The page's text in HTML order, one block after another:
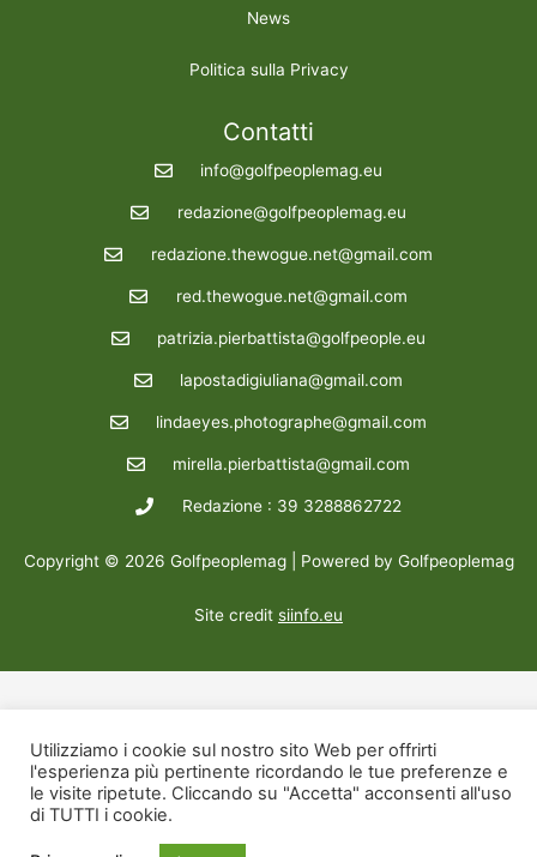
News
Politica sulla Privacy
Contatti
info@golfpeoplemag.eu
redazione@golfpeoplemag.eu
redazione.thewogue.net@gmail.com
red.thewogue.net@gmail.com
patrizia.pierbattista@golfpeople.eu
lapostadigiuliana@gmail.com
lindaeyes.photographe@gmail.com
mirella.pierbattista@gmail.com
Redazione : 39 3288862722
Copyright © 2026 Golfpeoplemag | Powered by Golfpeoplemag
Site credit siinfo.eu
Utilizziamo i cookie sul nostro sito Web per offrirti
l'esperienza più pertinente ricordando le tue preferenze e
le visite ripetute. Cliccando su "Accetta" acconsenti all'uso
di TUTTI i cookie.